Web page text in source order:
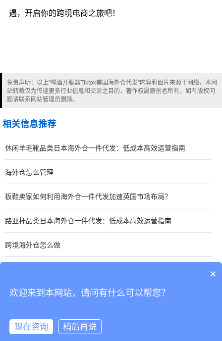
遇，开启你的跨境电商之旅吧！
免责声明：以上"啤酒开瓶器Tiktok美国海外仓代发"内容和图片来源于网络，本网
站转载仅为传递更多行业信息和交流之目的，著作权属原创者所有，如有版权问
题请联系网站管理员删除。
相关信息推荐
休闲羊毛靴品类日本海外仓一件代发：低成本高效运营指南
海外仓怎么管理
板鞋卖家如何利用海外仓一件代发加速英国市场布局？
路亚杆品类日本海外仓一件代发：低成本高效运营指南
跨境海外仓怎么做
×
欢迎来到本网站，请问有什么可以帮您？
现在咨询 稍后再说